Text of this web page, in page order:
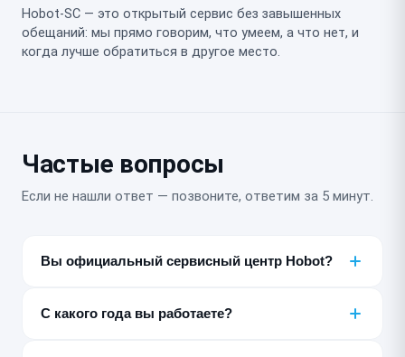
Hobot-SC — это открытый сервис без завышенных
обещаний: мы прямо говорим, что умеем, а что нет, и
когда лучше обратиться в другое место.
Частые вопросы
Если не нашли ответ — позвоните, ответим за 5 минут.
Вы официальный сервисный центр Hobot?
связаны с Hobot официально. Ремонтируем технику
С какого года вы работаете?